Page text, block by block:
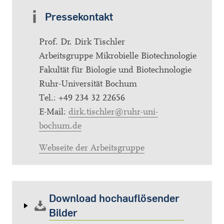
Pressekontakt
Prof. Dr. Dirk Tischler
Arbeitsgruppe Mikrobielle Biotechnologie
Fakultät für Biologie und Biotechnologie
Ruhr-Universität Bochum
Tel.: +49 234 32 22656
E-Mail: dirk.tischler@ruhr-uni-
bochum.de
Webseite der Arbeitsgruppe
Download hochauflösender
Bilder